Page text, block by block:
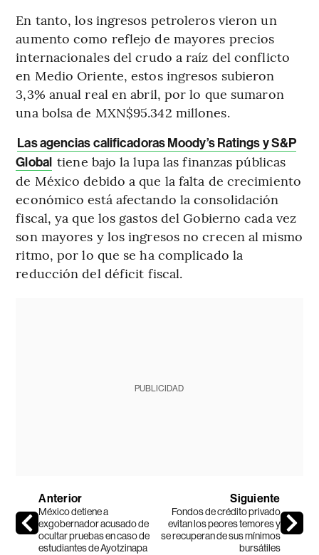
En tanto, los ingresos petroleros vieron un
aumento como reflejo de mayores precios
internacionales del crudo a raíz del conflicto
en Medio Oriente, estos ingresos subieron
3,3% anual real en abril, por lo que sumaron
una bolsa de MXN$95.342 millones.
Las agencias calificadoras Moody’s Ratings y S&P
Global tiene bajo la lupa las finanzas públicas
de México debido a que la falta de crecimiento
económico está afectando la consolidación
fiscal, ya que los gastos del Gobierno cada vez
son mayores y los ingresos no crecen al mismo
ritmo, por lo que se ha complicado la
reducción del déficit fiscal.
PUBLICIDAD
Anterior
México detiene a
exgobernador acusado de
ocultar pruebas en caso de
estudiantes de Ayotzinapa
Siguiente
Fondos de crédito privado
evitan los peores temores y
se recuperan de sus mínimos
bursátiles